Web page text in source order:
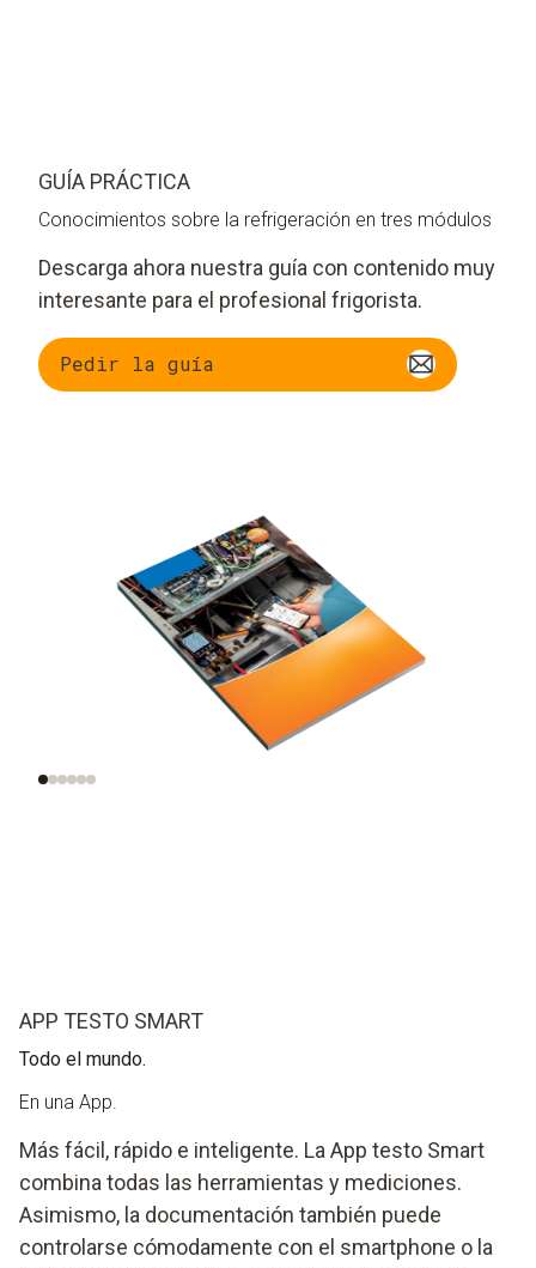
GUÍA PRÁCTICA
Conocimientos sobre la refrigeración en tres módulos
Descarga ahora nuestra guía con contenido muy
interesante para el profesional frigorista.
Pedir la guía
Comprensión de las
instalaciones de
refrigeración
Valoración de
refrigerantes
APP TESTO SMART
Todo el mundo.
En una App.
Más fácil, rápido e inteligente. La App testo Smart
combina todas las herramientas y mediciones.
Asimismo, la documentación también puede
controlarse cómodamente con el smartphone o la